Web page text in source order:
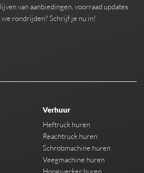
van aanbiedingen, voorraad updates
rondrijden? Schrijf je nu in!
Verhuur
Heftruck huren
Reachtruck huren
Schrobmachine huren
Veegmachine huren